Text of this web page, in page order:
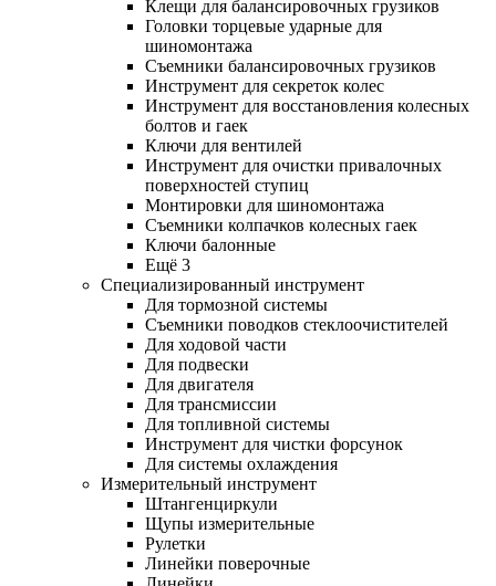
Клещи для балансировочных грузиков
Головки торцевые ударные для
шиномонтажа
Съемники балансировочных грузиков
Инструмент для секреток колес
Инструмент для восстановления колесных
болтов и гаек
Ключи для вентилей
Инструмент для очистки привалочных
поверхностей ступиц
Монтировки для шиномонтажа
Съемники колпачков колесных гаек
Ключи балонные
Ещё 3
Специализированный инструмент
Для тормозной системы
Съемники поводков стеклоочистителей
Для ходовой части
Для подвески
Для двигателя
Для трансмиссии
Для топливной системы
Инструмент для чистки форсунок
Для системы охлаждения
Измерительный инструмент
Штангенциркули
Щупы измерительные
Рулетки
Линейки поверочные